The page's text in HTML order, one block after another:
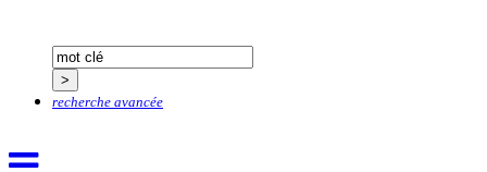
recherche avancée